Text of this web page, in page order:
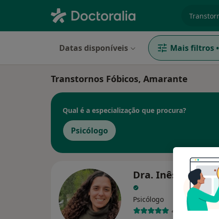
Datas disponíveis Mais filtros •
Transtornos Fóbicos, Amarante
Qual é a especialização que procura?
Psicólogo
Dra. Inês Lemos
Psicólogo
4 opiniões